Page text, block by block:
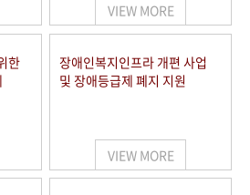
VIEW MORE
한
장애인복지인프라 개편 사업
및 장애등급제 폐지 지원
VIEW MORE